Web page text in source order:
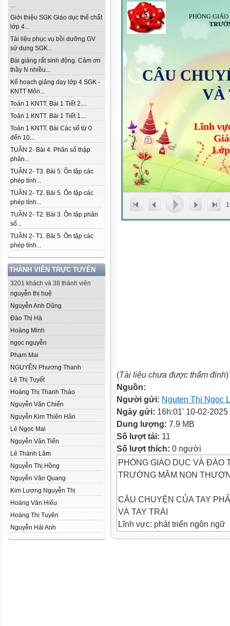
...
Giới thiệu SGK Giáo dục thể chất
lớp 4...
Tài liệu phục vụ bồi dưỡng GV
sử dụng SGK...
Bài giảng rất sinh động. Cảm ơn
thầy N nhiều...
Kế hoạch giảng dạy lớp 4 SGK -
KNTT Môn...
Toán 1 KNTT. Bài 1 Tiết 2....
Toán 1 KNTT. Bài 1 Tiết 1....
Toán 1 KNTT. Bài Các số từ 0
đến 10...
TUẦN 2- Bài 4. Phân số thập
phân...
TUẦN 2- T3. Bài 5. Ôn tập các
phép tính...
TUẦN 2- T2. Bài 5. Ôn tập các
phép tính...
TUẦN 2- T2. Bài 3. Ôn tập phân
số...
TUẦN 2- T1. Bài 5. Ôn tập các
phép tính...
THÀNH VIÊN TRỰC TUYẾN
3201 khách và 38 thành viên
nguyễn thị huệ
Nguyễn Anh Dũng
Đào Thị Hà
Hoàng Minh
ngọc nguyễn
Phạm Mai
NGUYỄN Phương Thanh
Lê Thị Tuyết
Hoàng Thị Thanh Thảo
Nguyễn Văn Chiến
Nguyễn Kim Thiên Hân
Lê Ngọc Mai
Nguyễn Văn Tiến
Lê Thành Lâm
Nguyễn Thị Hồng
Nguyễn Văn Quang
Kim Lượng Nguyễn Thị
Hoàng Văn Hiếu
Hoàng Thị Tuyên
Nguyễn Hải Anh
1
(Tài liệu chưa được thẩm định)
Nguồn:
Người gửi: Nguten Thi Ngoc
Ngày gửi: 16h:01' 10-02-2025
Dung lượng: 7.9 MB
Số lượt tải: 11
Số lượt thích: 0 người
PHÒNG GIÁO DỤC VÀ ĐÀO
TRƯỜNG MẦM NON
CÂU CHUYỆN CỦA TAY
VÀ TAY TRÁI
Lĩnh vực: phát triển ngôn ngữ